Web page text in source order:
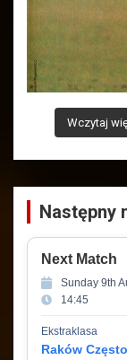
Wczytaj
Następny
Next Match
Sunday 9th
14:45
Ekstraklasa
Raków